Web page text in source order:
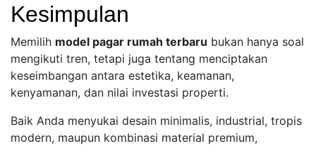
Kesimpulan
Memilih model pagar rumah terbaru bukan hanya soal
mengikuti tren, tetapi juga tentang menciptakan
keseimbangan antara estetika, keamanan,
kenyamanan, dan nilai investasi properti.
Baik Anda menyukai desain minimalis, industrial, tropis
modern, maupun kombinasi material premium,